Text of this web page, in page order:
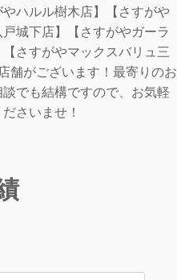
ハルル樹木店】【さすがや
城下店】【さすがやガーラ
さすがやマックスバリュ三
舗がございます！最寄りのお
でも結構ですので、お気軽
さいませ！